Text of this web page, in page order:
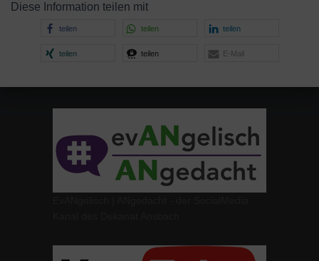
Diese Information teilen mit
teilen teilen teilen
teilen teilen E-Mail